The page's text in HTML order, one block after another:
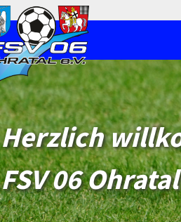
Herzlich
FSV 06